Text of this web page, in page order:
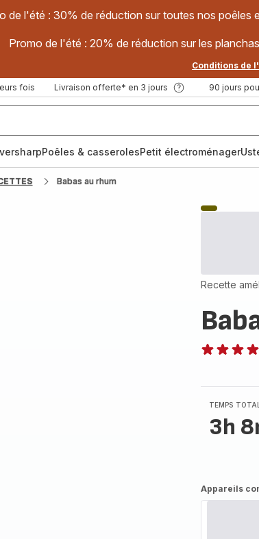
de l'été : 30% de réduction sur toutes nos poêles
Promo de l'été : 20% de réduction sur les
Conditions de
fois Livraison offerte* en 3 jours 90 jours
Poêles & casserolesPetit électroménager
Babas au rhum
Recette
étoiles
(moyenne)
TEMPS TOTAL
3h
Appareils